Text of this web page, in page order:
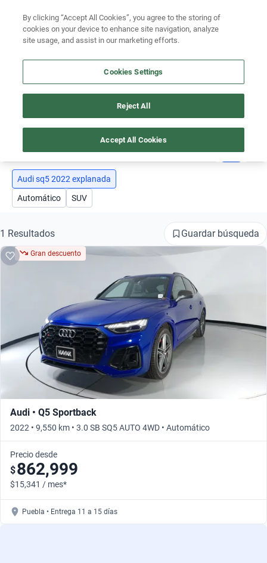
Ubicación
Encuentra el auto ideal para tu presupuesto
Simular plan a meses
AUTOS AUDI SQ5 2022 EXPLANADA
Busca por versión
Busca por año
Busca por marca
Busca por modelo
Busca por versión
Audi sq5 2022 explanada
Automático
SUV
1 Resultados Guardar búsqueda
Gran descuento
Audi • Q5 Sportback
2022 • 9,550 km • 3.0 SB SQ5 AUTO 4WD • Automático
Precio desde
$862,999
$15,341 / mes*
Puebla • Entrega 11 a 15 días
By clicking “Accept All Cookies”, you agree to the storing of
cookies on your device to enhance site navigation, analyze
site usage, and assist in our marketing efforts.
Cookies Settings
Reject All
Accept All Cookies